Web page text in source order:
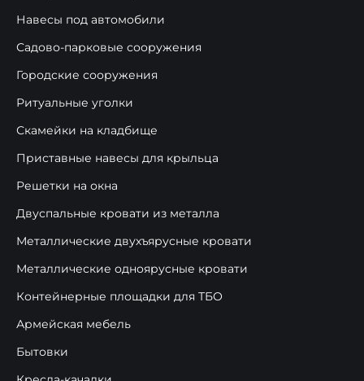
Навесы под автомобили
Садово-парковые сооружения
Городские сооружения
Ритуальные уголки
Скамейки на кладбище
Приставные навесы для крыльца
Решетки на окна
Двуспальные кровати из металла
Металлические двухъярусные кровати
Металлические одноярусные кровати
Контейнерные площадки для ТБО
Армейская мебель
Бытовки